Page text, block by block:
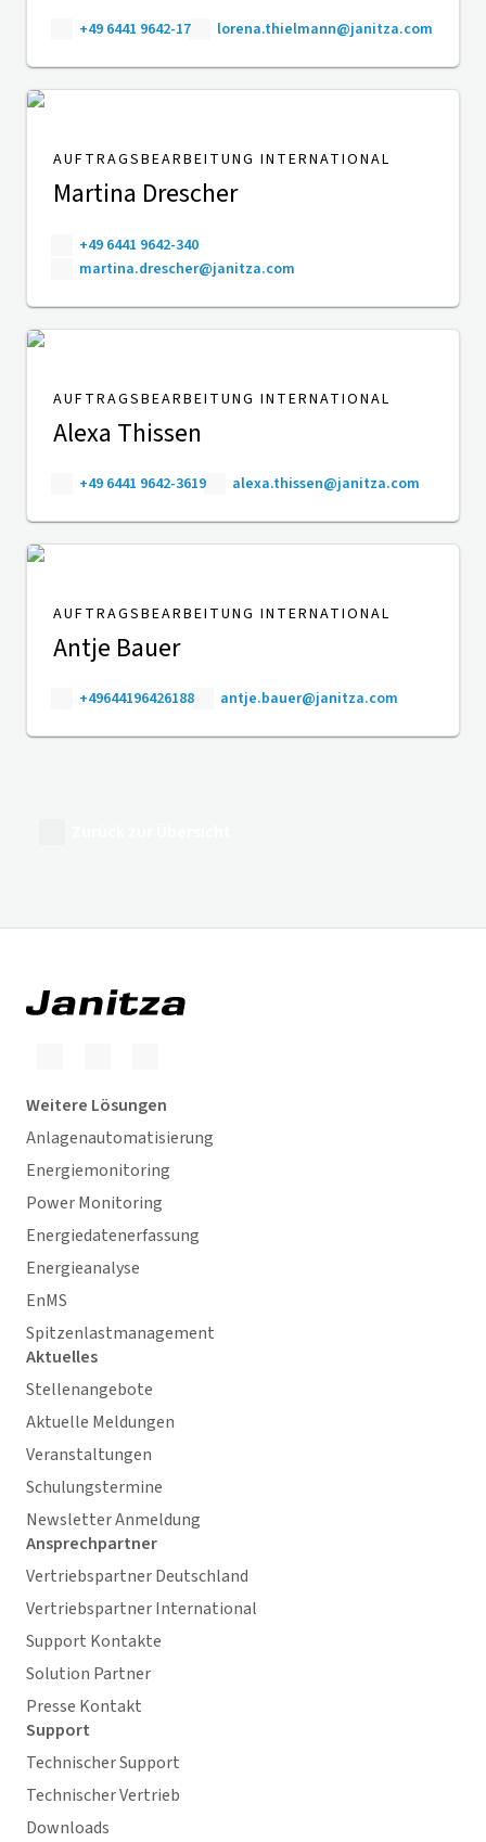
+49 6441 9642-17 lorena.thielmann@janitza.com
AUFTRAGSBEARBEITUNG INTERNATIONAL
Martina Drescher
+49 6441 9642-340
martina.drescher@janitza.com
AUFTRAGSBEARBEITUNG INTERNATIONAL
Alexa Thissen
+49 6441 9642-3619 alexa.thissen@janitza.com
AUFTRAGSBEARBEITUNG INTERNATIONAL
Antje Bauer
+49644196426188 antje.bauer@janitza.com
Weitere Lösungen
Anlagenautomatisierung
Energiemonitoring
Power Monitoring
Energiedatenerfassung
Energieanalyse
EnMS
Spitzenlastmanagement
Aktuelles
Stellenangebote
Aktuelle Meldungen
Veranstaltungen
Schulungstermine
Newsletter Anmeldung
Ansprechpartner
Vertriebspartner Deutschland
Vertriebspartner International
Support Kontakte
Solution Partner
Presse Kontakt
Support
Technischer Support
Technischer Vertrieb
Downloads